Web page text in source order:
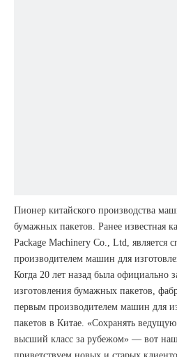
Пионер китайского производства
бумажных пакетов. Ранее известная
Package Machinery Co., Ltd, является
производителем машин для
Когда 20 лет назад была официально
изготовления бумажных пакетов,
первым производителем машин для
пакетов в Китае. «Сохранять
высший класс за рубежом» — вот